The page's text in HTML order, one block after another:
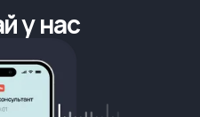
у нас